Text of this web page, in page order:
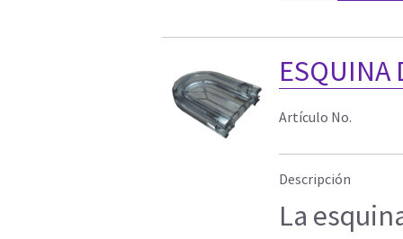
ESQUINA
Artículo No.
Descripción
La